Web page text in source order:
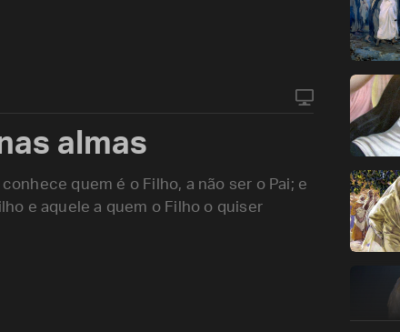
almas
quem é o Filho, a não ser o Pai; e
e aquele a quem o Filho o quiser